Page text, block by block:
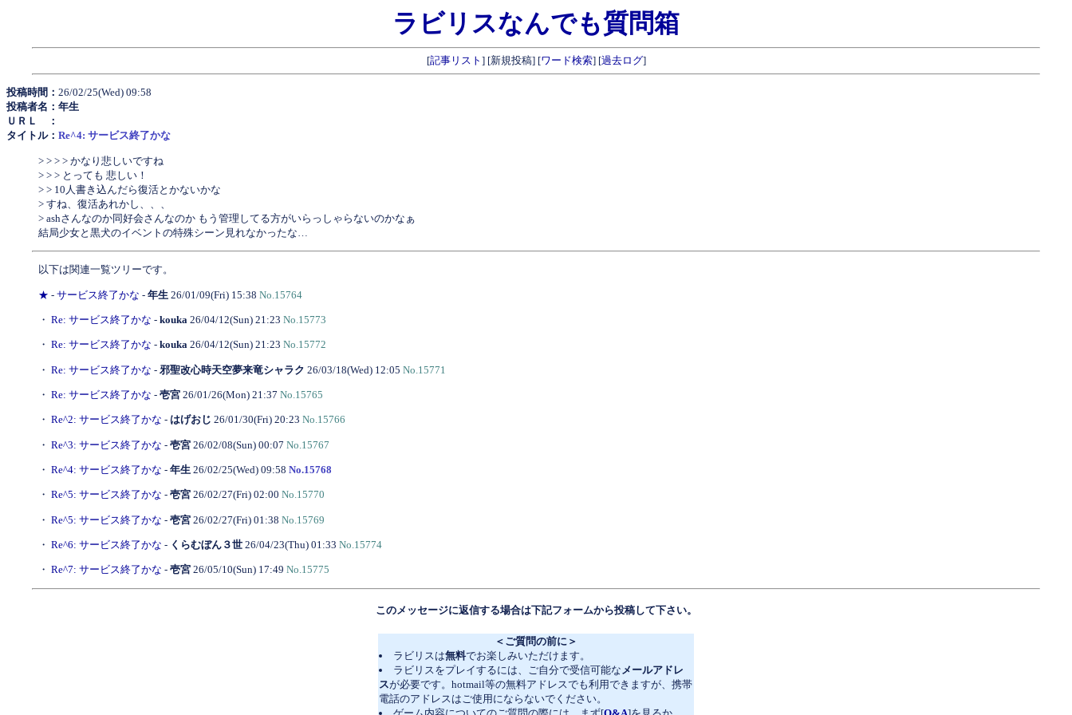
ラビリスなんでも質問箱
[記事リスト ] [新規投稿] [ワード検索] [過去ログ]
投稿時間： 26/02/25(Wed) 09:58
投稿者名：年生
ＵＲＬ ：
タイトル： Re^4: サービス終了かな
> > > > かなり悲しいですね
> > > とっても 悲しい！
> > 10人書き込んだら復活とかないかな
> すね、復活あれかし、、、
> ashさんなのか同好会さんなのか もう管理してる方がいらっしゃらないのかなぁ
結局少女と黒犬のイベントの特殊シーン見れなかったな…
以下は関連一覧ツリーです。
★ - サービス終了かな - 年生 26/01/09(Fri) 15:38 No.15764
・ Re: サービス終了かな - kouka 26/04/12(Sun) 21:23 No.15773
・ Re: サービス終了かな - kouka 26/04/12(Sun) 21:23 No.15772
・ Re: サービス終了かな - 邪聖改心時天空夢来竜シャラク 26/03/18(Wed) 12:05 No.15771
・ Re: サービス終了かな - 壱宮 26/01/26(Mon) 21:37 No.15765
・ Re^2: サービス終了かな - はげおじ 26/01/30(Fri) 20:23 No.15766
・ Re^3: サービス終了かな - 壱宮 26/02/08(Sun) 00:07 No.15767
・ Re^4: サービス終了かな - 年生 26/02/25(Wed) 09:58 No.15768
・ Re^5: サービス終了かな - 壱宮 26/02/27(Fri) 02:00 No.15770
・ Re^5: サービス終了かな - 壱宮 26/02/27(Fri) 01:38 No.15769
・ Re^6: サービス終了かな - くらむぼん３世 26/04/23(Thu) 01:33 No.15774
・ Re^7: サービス終了かな - 壱宮 26/05/10(Sun) 17:49 No.15775
このメッセージに返信する場合は下記フォームから投稿して下さい。
＜ご質問の前に＞
ラビリスは無料でお楽しみいただけます。
ラビリスをプレイするには、ご自分で受信可能な メールアドレ
スが必要です。hotmail等の無料アドレスでも利用できますが、携帯
電話のアドレスはご使用にならないでください。